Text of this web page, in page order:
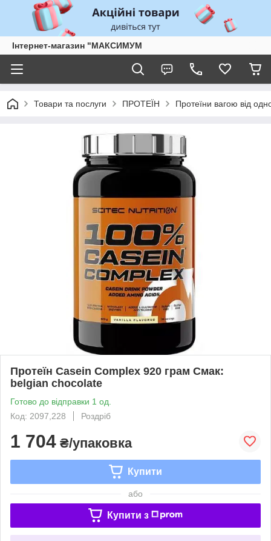
Інтернет-магазин "МАКСИМУМ
Товари та послуги ПРОТЕЇН Протеїни вагою від
Протеїн Casein Complex 920 грам Смак:
belgian chocolate
Готово до відправки 1 од.
Код: 2097,228
Роздріб
1 704 ₴/упаковка
Купити
або
Купити з